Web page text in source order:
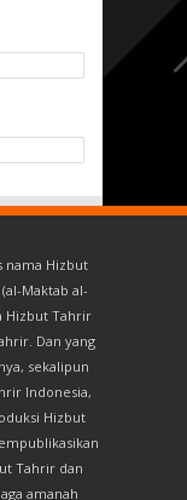
nama Hizbut
Maktab al-
Hizbut Tahrir
Dan yang
sekalipun
Indonesia,
Hizbut
Tahrir dan
amanah